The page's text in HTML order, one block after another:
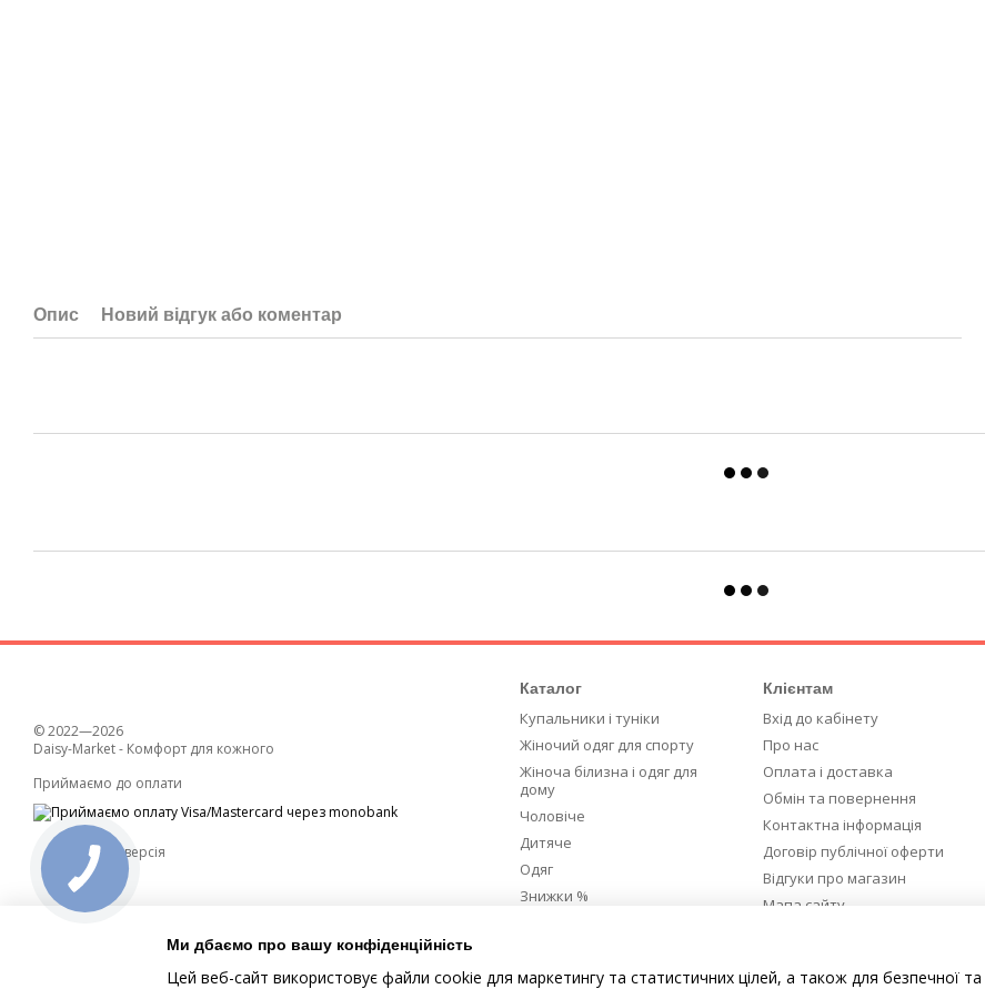
Опис Новий відгук або коментар
© 2022—2026
Daisy-Market - Комфорт для кожного
Приймаємо до оплати
Мобільна версія
Каталог
Купальники і туніки
Жіночий одяг для спорту
Жіноча білизна і одяг для
дому
Чоловіче
Дитяче
Одяг
Знижки %
Клієнтам
Вхід до кабінету
Про нас
Оплата і доставка
Обмін та повернення
Контактна інформація
Договір публічної оферти
Відгуки про магазин
Мапа сайту
Ми дбаємо про вашу конфіденційність
Цей веб-сайт використовує файли cookie для маркетингу та статистичних цілей, а також для безпечної